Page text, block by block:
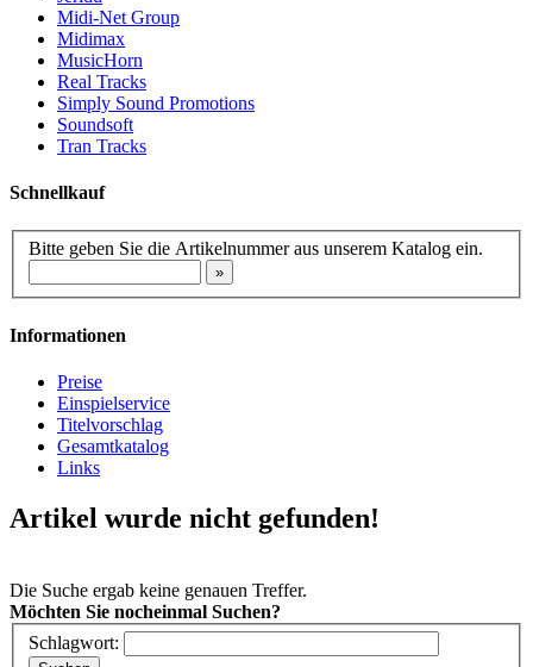
Midi-Net Group
Midimax
MusicHorn
Real Tracks
Simply Sound Promotions
Soundsoft
Tran Tracks
Schnellkauf
Bitte geben Sie die Artikelnummer aus unserem Katalog ein.
Informationen
Preise
Einspielservice
Titelvorschlag
Gesamtkatalog
Links
Artikel wurde nicht gefunden!
Die Suche ergab keine genauen Treffer.
Möchten Sie nocheinmal Suchen?
Schlagwort: